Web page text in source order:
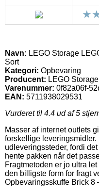
Navn: LEGO Storage
Sort
Kategori: Opbevaring
Producent: LEGO Storage
Varenummer: 0f82a06f-
EAN: 5711938029531
Vurderet til 4.4 ud af 5
Masser af internet outlets
forskellige
udleveringssteder, fordi
hente pakken når det
Fragtmetoden er jo ultra
den billigste form for fragt
Opbevaringsskuffe Brick 8